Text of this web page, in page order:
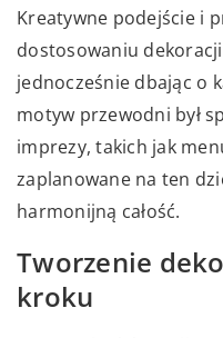
Kreatywne podejście i
dostosowaniu
jednocześnie dbając o
motyw przewodni był
imprezy, takich jak
zaplanowane na ten
harmonijną całość.
Tworzenie
kroku